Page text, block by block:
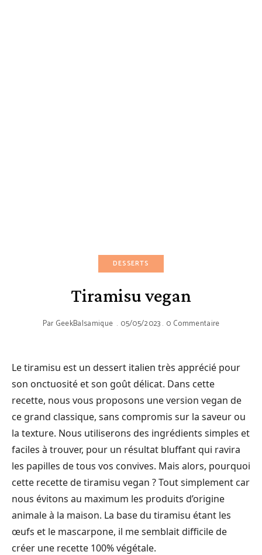
DESSERTS
Tiramisu vegan
Par GeekBalsamique 05/05/2023 0 Commentaire
Le tiramisu est un dessert italien très apprécié pour
son onctuosité et son goût délicat. Dans cette
recette, nous vous proposons une version vegan de
ce grand classique, sans compromis sur la saveur ou
la texture. Nous utiliserons des ingrédients simples et
faciles à trouver, pour un résultat bluffant qui ravira
les papilles de tous vos convives. Mais alors, pourquoi
cette recette de tiramisu vegan ? Tout simplement car
nous évitons au maximum les produits d’origine
animale à la maison. La base du tiramisu étant les
œufs et le mascarpone, il me semblait difficile de
créer une recette 100% végétale.